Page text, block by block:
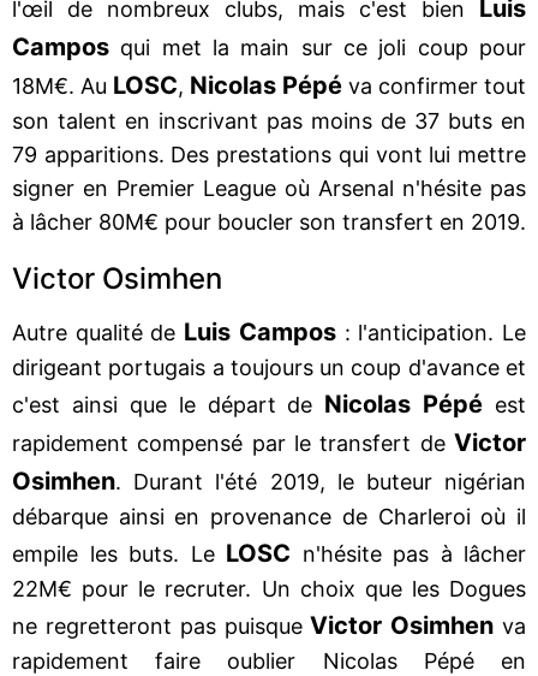
l'œil de nombreux clubs, mais c'est bien
Luis
Campos qui met la main sur ce joli coup pour
18M€. Au LOSC, Nicolas Pépé va confirmer tout
son talent en inscrivant pas moins de 37 buts en
79 apparitions. Des prestations qui vont lui mettre
signer en Premier League où Arsenal n'hésite pas
à lâcher 80M€ pour boucler son transfert en 2019.
Victor Osimhen
Autre qualité de Luis Campos: l'anticipation. Le
dirigeant portugais a toujours un coup d'avance et
c'est ainsi que le départ de Nicolas Pépé est
rapidement compensé par le transfert de Victor
Osimhen. Durant l'été 2019, le buteur nigérian
débarque ainsi en provenance de Charleroi où il
empile les buts. Le LOSC n'hésite pas à lâcher
22M€ pour le recruter. Un choix que les Dogues
ne regretteront pas puisqueVictor Osimhen va
rapidement faire oublier Nicolas Pépé en